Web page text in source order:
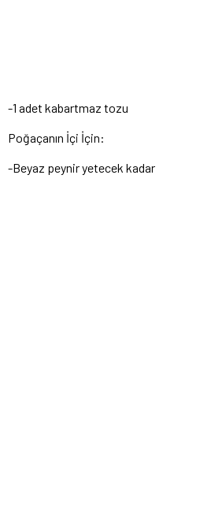
-1 adet kabartmaz tozu
Poğaçanın İçi İçin:
-Beyaz peynir yetecek kadar